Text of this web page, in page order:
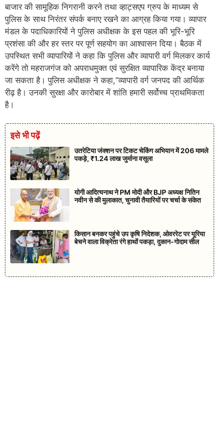
बाजार की सामूहिक निगरानी करने तथा व्हाट्सएप ग्रुप के माध्यम से
पुलिस के साथ निरंतर संपर्क बनाए रखने का आग्रह किया गया। व्यापार
मंडल के पदाधिकारियों ने पुलिस अधीक्षक के इस पहल की भूरि-भूरि
प्रशंसा की और हर स्तर पर पूर्ण सहयोग का आश्वासन दिया। बैठक में
उपस्थित सभी व्यापारियों ने कहा कि पुलिस और व्यापारी वर्ग मिलकर कार्य
करेंगे तो महराजगंज को अपराधमुक्त एवं सुरक्षित व्यापारिक केंद्र बनाया
जा सकता है। पुलिस अधीक्षक ने कहा,“व्यापारी वर्ग जनपद की आर्थिक
रीढ़ है। उनकी सुरक्षा और कारोबार में शांति हमारी सर्वोच्च प्राथमिकता
है।
इसे भी पढ़ें
उतरेटिया जंक्शन पर टिकट चेकिंग अभियान में 206 मामले
पकड़े, ₹1.24 लाख जुर्माना वसूला
योगी आदित्यनाथ ने PM मोदी और BJP अध्यक्ष नितिन
नवीन से की मुलाकात, चुनावी तैयारियों पर चर्चा के संकेत
किसान बनकर पहुंचे उप कृषि निदेशक, ओवररेट पर यूरिया
बेचने वाला विक्रेता रंगे हाथों पकड़ा, दुकान-गोदाम सील